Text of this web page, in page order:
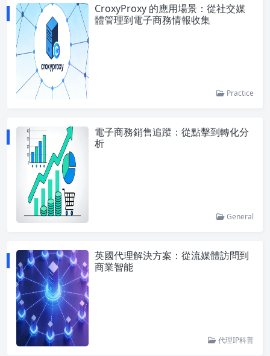
CroxyProxy 的應用場景：從社交媒
體管理到電子商務情報收集
Practice
電子商務銷售追蹤：從點擊到轉化分
析
General
英國代理解決方案：從流媒體訪問到
商業智能
代理IP科普